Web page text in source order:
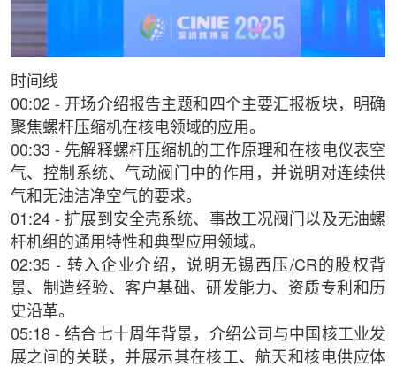
时间线
00:02 - 开场介绍报告主题和四个主要汇报板块，明确
聚焦螺杆压缩机在核电领域的应用。
00:33 - 先解释螺杆压缩机的工作原理和在核电仪表空
气、控制系统、气动阀门中的作用，并说明对连续供
气和无油洁净空气的要求。
01:24 - 扩展到安全壳系统、事故工况阀门以及无油螺
杆机组的通用特性和典型应用领域。
02:35 - 转入企业介绍，说明无锡西压/CR的股权背
景、制造经验、客户基础、研发能力、资质专利和历
史沿革。
05:18 - 结合七十周年背景，介绍公司与中国核工业发
展之间的关联，并展示其在核工、航天和核电供应体